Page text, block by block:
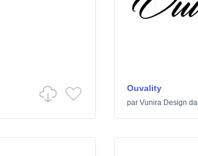
Ouvality
par Vunira Design